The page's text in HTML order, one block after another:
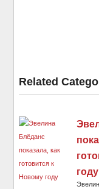
Related
году